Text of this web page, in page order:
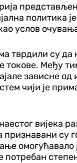
политика
услов
тврдили су да
токове. Међу
зависне од
чији је
вијека
су
омогућавало